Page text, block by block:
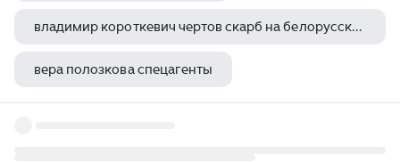
владимир короткевич чертов скарб на белорусском
вера полозкова спецагенты